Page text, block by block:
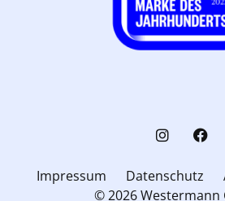
Impressum Datenschutz
© 2026 Westermann